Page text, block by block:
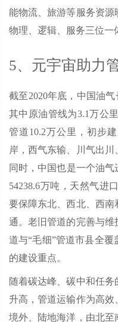
能物流、旅游等服务资
物理、逻辑、服务三位一
5、元宇宙助力
截至2020年底，中国油
其中原油管线为3.1万公
管道10.2万公里，初步
岸，西气东输、川气出川
同时，中国也是一个油气
54238.6万吨，天然气进
要保障东北、西北、西
通。老旧管道的完善与
道与“毛细”管道市县全
的建设重点。
随着碳达峰、碳中和任
升高，管道运输作为高
境外、陆地海洋，由北